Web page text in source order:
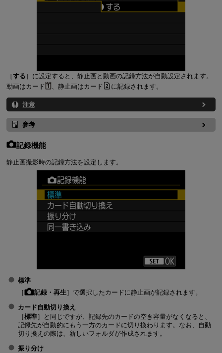
［する ］に設定すると、静止画と動画の記録方法が自動設定されます。
動画はカード
、静止画はカード に記録されます。
注意
参考
記録機能
静止画撮影時の記録方法を設定します。
標準
［
記録・再生 ］で選択したカードに静止画が記録されます。
カード自動切り換え
［標準］と同じですが、記録先のカードの空き容量がなくなると、
記録先が自動的にもう一方のカードに切り換わります。なお、自動
切り換えの際は、新しいフォルダが作成されます。
振り分け